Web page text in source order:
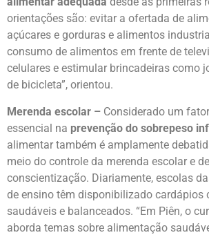
orientações são: evitar a ofertada de
açúcares e gorduras e alimentos
consumo de alimentos em frente de
celulares e estimular brincadeiras como
de bicicleta”, orientou.
Merenda escolar – Considerado um
essencial na prevenção do sobrepeso
alimentar também é amplamente
meio do controle da merenda escolar e
conscientização. Diariamente, escolas
de ensino têm disponibilizado cardápios
saudáveis e balanceados. “Em Piên, o
aborda temas sobre alimentação